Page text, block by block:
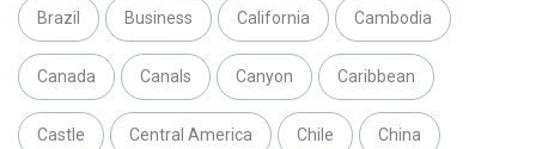
Brazil Business California Cambodia
Canada Canals Canyon Caribbean
Castle Central America Chile China